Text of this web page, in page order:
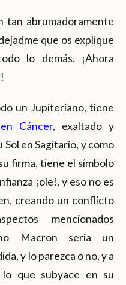
tan abrumadoramente
que os explique
lo demás. ¡Ahora
un Jupiteriano, tiene
Cáncer, exaltado y
en Sagitario, y como
firma, tiene el símbolo
¡ole!, y eso no es
creando un conflicto
mencionados
Macron seria un
y lo parezca o no, y a
que subyace en su